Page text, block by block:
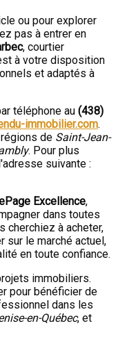
ou pour explorer
pas à entrer en
, courtier
à votre disposition
et adaptés à
téléphone au (438)
immobilier.com.
de Saint-Jean-
. Pour plus
suivante :
Excellence,
dans toutes
cherchiez à acheter,
sur le marché actuel,
en toute confiance.
immobiliers.
pour bénéficier de
dans les
en-Québec, et